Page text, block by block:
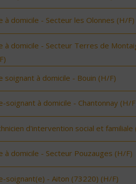
à domicile - Secteur les Olonnes (H/F)
à domicile - Secteur Terres de
soignant à domicile - Bouin (H/F)
soignant à domicile - Chantonnay (H/
d'intervention social et familiale
à domicile - Secteur Pouzauges (H/F)
soignant(e) - Aiton (73220) (H/F)